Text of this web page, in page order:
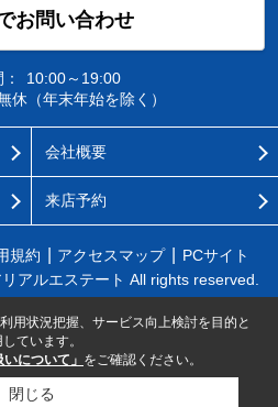
お問い合わせ
10:00～19:00
休（年末年始を除く）
会社概要
来店予約
規約 アクセスマップ
PCサイト
アルエステート All rights reserved.
用状況把握、サービス向上検討を目的と
ています。
について」 をご確認ください。
閉じる